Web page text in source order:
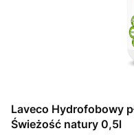
Laveco Hydrofobowy
Świeżość natury 0,5l